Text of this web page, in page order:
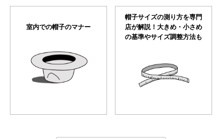
室内での帽子のマナー
帽子サイズの測り方を専門
店が解説！大きめ・小さめ
の基準やサイズ調整方法も